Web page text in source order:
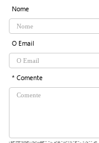
Nome
O Email
* Comente